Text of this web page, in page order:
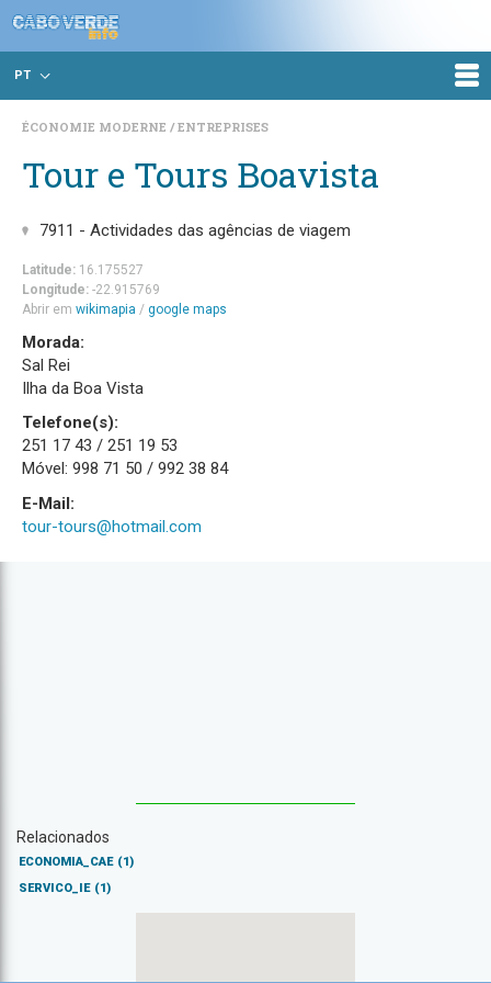
PT
ÉCONOMIE MODERNE ENTREPRISES
Tour e Tours Boavista
7911 - Actividades das agências de viagem
Latitude: 16.175527
Longitude: -22.915769
Abrir em wikimapia / google maps
Morada:
Sal Rei
Ilha da Boa Vista
Telefone(s):
251 17 43 / 251 19 53
Móvel: 998 71 50 / 992 38 84
E-Mail:
tour-tours@hotmail.com
Relacionados
ECONOMIA_CAE (1)
SERVICO_IE (1)